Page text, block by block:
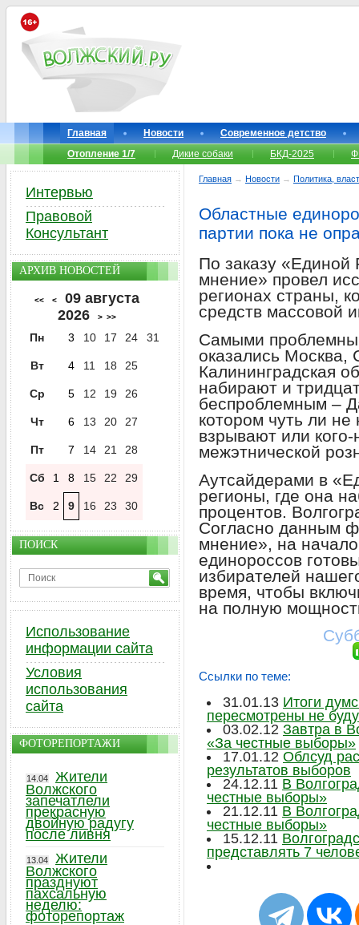
Главная Новости
Современное детство
Отопление 1/7
Дикие собаки БКД-2025
Главная → Новости → Политика,
Областные
партии пока не
По заказу
мнение» провел
регионах страны,
средств массовой
Самыми
оказались Москва,
Калининградская
набирают и
беспроблемным –
котором чуть ли
взрывают или
межэтнической
Аутсайдерами в
регионы, где она
процентов.
Согласно данным
мнение», на
единороссов
избирателей
время, чтобы
на полную
Ссылки по теме:
31.01.13 Итоги
пересмотрены не
03.02.12 Завтра в
«За честные выборы»
17.01.12 Облсуд
результатов выборов
24.12.11 В
честные выборы»
21.12.11 В
честные выборы»
15.12.11
представлять 7
Интервью
Правовой
Консультант
АРХИВ НОВОСТЕЙ
<< <
09 августа
2026
> >>
Пн 3 10 17 24 31
Вт 4 11 18 25
Ср 5 12 19 26
Чт 6 13 20 27
Пт 7 14 21 28
Сб 1 8 15 22 29
Вс 2 9 16 23 30
ПОИСК
Использование
информации сайта
Условия
использования
сайта
ФОТОРЕПОРТАЖИ
14.04
Жители
Волжского
запечатлели
прекрасную
двойную радугу
после ливня
13.04
Жители
Волжского
празднуют
пахсальную
неделю:
фоторепортаж